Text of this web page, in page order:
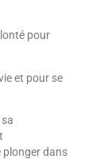
pour
et pour se
plonger dans